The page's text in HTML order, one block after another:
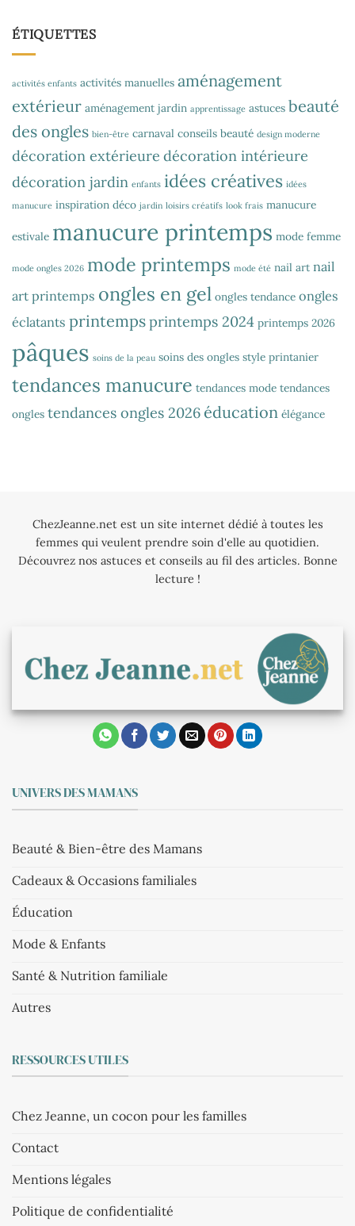
ÉTIQUETTES
activités enfants activités manuelles aménagement
extérieur aménagement jardin apprentissage astuces beauté
des ongles bien-être carnaval conseils beauté design moderne
décoration extérieure décoration intérieure
décoration jardin enfants idées créatives idées
manucure inspiration déco jardin loisirs créatifs look frais manucure
estivale manucure printemps mode femme
mode ongles 2026 mode printemps mode été nail art nail
art printemps ongles en gel ongles tendance ongles
éclatants printempsprintemps 2024 printemps 2026
pâques soins de la peau soins des ongles style printanier
tendances manucure tendances mode tendances
ongles tendances ongles 2026 éducation élégance
ChezJeanne.net est un site internet dédié à toutes les
femmes qui veulent prendre soin d'elle au quotidien.
Découvrez nos astuces et conseils au fil des articles. Bonne
lecture !
UNIVERS DES MAMANS
Beauté & Bien-être des Mamans
Cadeaux & Occasions familiales
Éducation
Mode & Enfants
Santé & Nutrition familiale
Autres
RESSOURCES UTILES
Chez Jeanne, un cocon pour les familles
Contact
Mentions légales
Politique de confidentialité